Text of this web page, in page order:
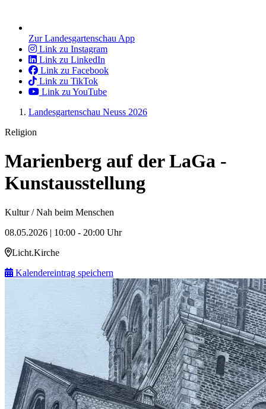
Zur Landesgartenschau App
Link zu Instagram
Link zu LinkedIn
Link zu Facebook
Link zu TikTok
Link zu YouTube
Landesgartenschau Neuss 2026
Religion
Marienberg auf der LaGa -
Kunstausstellung
Kultur / Nah beim Menschen
08.05.2026 | 10:00 - 20:00 Uhr
Licht.Kirche
Kalendereintrag speichern